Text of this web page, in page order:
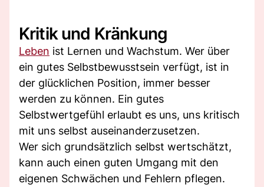
Kritik und Kränkung
Leben ist Lernen und Wachstum. Wer über
ein gutes Selbstbewusstsein verfügt, ist in
der glücklichen Position, immer besser
werden zu können. Ein gutes
Selbstwertgefühl erlaubt es uns, uns kritisch
mit uns selbst auseinanderzusetzen.
Wer sich grundsätzlich selbst wertschätzt,
kann auch einen guten Umgang mit den
eigenen Schwächen und Fehlern pflegen.